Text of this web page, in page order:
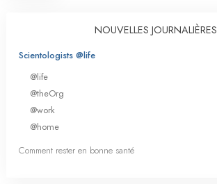
NOUVELLES JOURNALIÈRES
Scientologists @life
@life
@theOrg
@work
@home
Comment rester en bonne santé